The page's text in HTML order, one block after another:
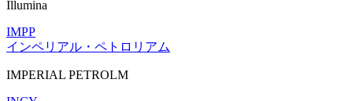
Illumina
IMPP
インペリアル・ペトロリアム
IMPERIAL PETROLM